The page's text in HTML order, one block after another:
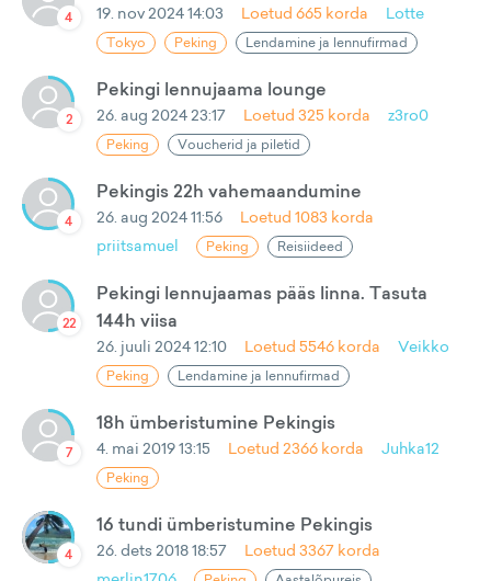
4 19. nov 2024 14:03 Loetud 665 korda Lotte
Tokyo Peking Lendamine ja lennufirmad
2
Pekingi lennujaama lounge
26. aug 2024 23:17 Loetud 325 korda z3ro0
Peking Voucherid ja piletid
4
Pekingis 22h vahemaandumine
26. aug 2024 11:56 Loetud 1083 korda
priitsamuel
Peking Reisiideed
22
Pekingi lennujaamas pääs linna. Tasuta
144h viisa
26. juuli 2024 12:10 Loetud 5546 korda Veikko
Peking Lendamine ja lennufirmad
7
18h ümberistumine Pekingis
4. mai 2019 13:15 Loetud 2366 korda Juhka12
Peking
4
16 tundi ümberistumine Pekingis
26. dets 2018 18:57 Loetud 3367 korda